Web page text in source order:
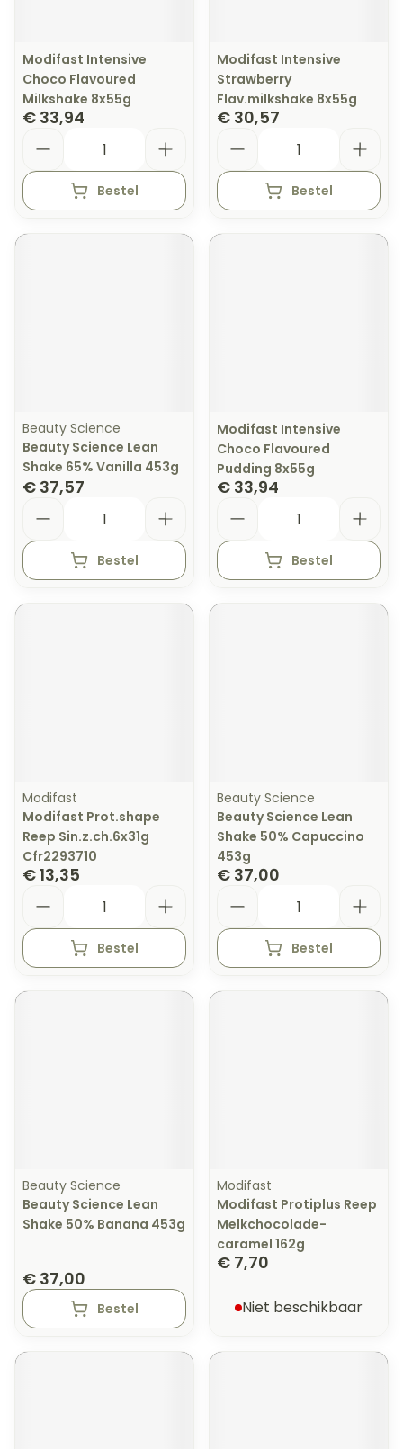
Modifast Intensive
Choco Flavoured
Milkshake 8x55g
€ 33,94
Bestel
Modifast Intensive
Strawberry
Flav.milkshake 8x55g
€ 30,57
Bestel
Beauty Science
Beauty Science Lean
Shake 65% Vanilla 453g
€ 37,57
Bestel
Modifast Intensive
Choco Flavoured
Pudding 8x55g
€ 33,94
Bestel
Modifast
Modifast Prot.shape
Reep Sin.z.ch.6x31g
Cfr2293710
€ 13,35
Bestel
Beauty Science
Beauty Science Lean
Shake 50% Capuccino
453g
€ 37,00
Bestel
Beauty Science
Beauty Science Lean
Shake 50% Banana 453g
€ 37,00
Bestel
Modifast
Modifast Protiplus Reep
Melkchocolade-
caramel 162g
€ 7,70
Niet beschikbaar